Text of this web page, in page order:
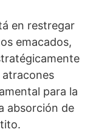
en restregar
emacados,
para la
absorción de